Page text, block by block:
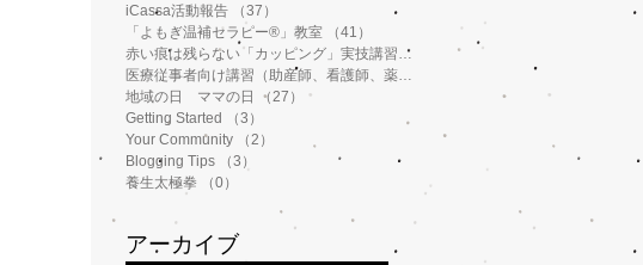
iCassa活動報告
（37）
「よもぎ温補セラピー®️」教室
（41）
赤い痕は残らない「カッピング」実技講習（6）
6件の記事
地域の日 ママの日
（27）
27件の記事
Getting Started
（3）
Your Community
（2）
Blogging Tips
（3）
養生太極拳
（0）
アーカイブ